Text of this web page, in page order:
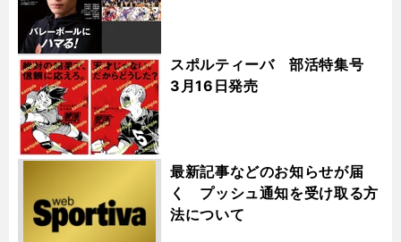
スポルティーバ 部活特集号
3月16日発売
最新記事などのお知らせが届
く プッシュ通知を受け取る方
法について